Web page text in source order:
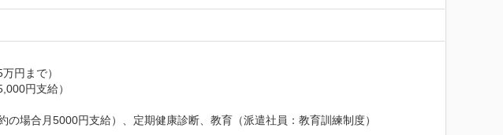
円まで）
円支給）
の場合月5000円支給）、定期健康診断、教育（派遣社員：教育訓練制度）